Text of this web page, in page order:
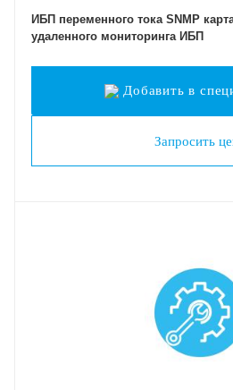
ИБП переменного тока SNMP
удаленного мониторинга ИБП
Добавить в
Запросить